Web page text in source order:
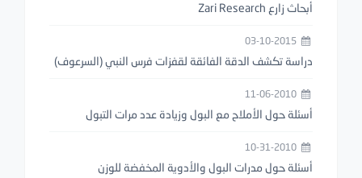
أبحاث زارع Zari Research
دراسة تكشف الدقة الفائقة لقفزات فرس النبي (السرعوف)
أسئلة حول الأملاح مع البول وزيادة عدد مرات التبول
أسئلة حول مدرات البول والأدوية المخفضة للوزن